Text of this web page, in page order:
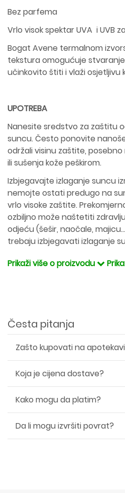
Bez parfema
Vrlo visok spektar UVA i UVB
Bogat Avene termalnom
tekstura omogućuje
učinkovito štiti i vlaži osjetljivu
UPOTREBA
Nanesite sredstvo za zaštitu
suncu. Često ponovite
održali visinu zaštite,
ili sušenja kože peškirom.
Izbjegavajte izlaganje suncu
nemojte ostati predugo na
vrlo visoke zaštite.
ozbiljno može naštetiti
odjeću (šešir, naočale,
trebaju izbjegavati izlaganje
Prikaži više o proizvodu
Česta pitanja
Zašto kupovati na
Koja je cijena dostave?
Kako mogu da platim?
Da li mogu izvršiti povrat?